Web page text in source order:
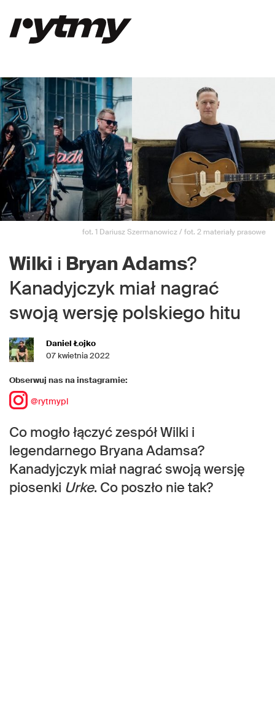
fot. 1 Dariusz Szermanowicz / fot. 2 materiały prasowe
Wilki i Bryan Adams?
Kanadyjczyk miał nagrać
swoją wersję polskiego hitu
Daniel Łojko
07 kwietnia 2022
Obserwuj nas na instagramie:
@rytmypl
Co mogło łączyć zespół Wilki i
legendarnego Bryana Adamsa?
Kanadyjczyk miał nagrać swoją wersję
piosenki Urke. Co poszło nie tak?